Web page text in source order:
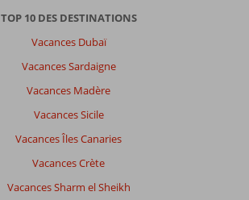
TOP 10 DES DESTINATIONS
Vacances Dubaï
Vacances Sardaigne
Vacances Madère
Vacances Sicile
Vacances Îles Canaries
Vacances Crète
Vacances Sharm el Sheikh